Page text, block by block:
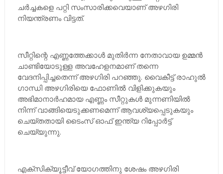
ചര്‍ച്ചകളെ പറ്റി സംസാരിക്കവെയാണ് അഴഗിരി
നിയന്ത്രണം വിട്ടത്.
സീറ്റിന്റെ എണ്ണത്തേക്കാള്‍ മുതിര്‍ന്ന നേതാവായ ഉമ്മന്‍
ചാണ്ടിയോടുള്ള അവഹേളനമാണ് തന്നെ
വേദനിപ്പിച്ചതെന്ന് അഴഗിരി പറഞ്ഞു. വൈകീട്ട് രാഹുല്‍
ഗാന്ധി അഴഗിരിയെ ഫോണില്‍ വിളിക്കുകയും
അഭിമാനാര്‍ഹമായ എണ്ണം സീറ്റുകള്‍ മുന്നണിയില്‍
നിന്ന് വാങ്ങിയെടുക്കണമെന്ന് ആവശ്യപ്പെടുകയും
ചെയ്തതായി ടൈംസ് ഓഫ് ഇന്ത്യ റിപ്പോര്‍ട്ട്
ചെയ്യുന്നു.
എക്‌സിക്യൂട്ടീവ് യോഗത്തിനു ശേഷം അഴഗിരി